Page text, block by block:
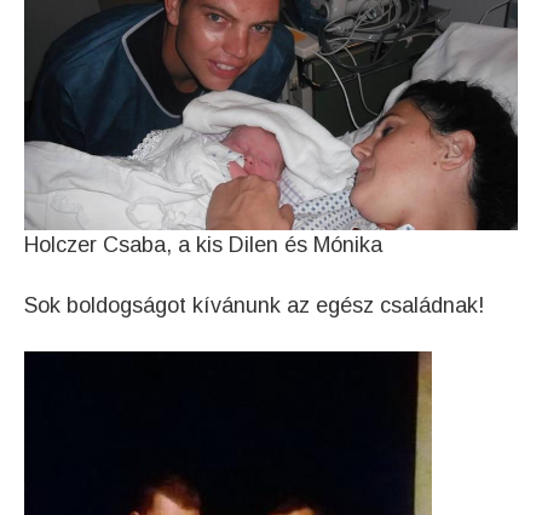
Holczer Csaba, a kis Dilen és Mónika
Sok boldogságot kívánunk az egész családnak!